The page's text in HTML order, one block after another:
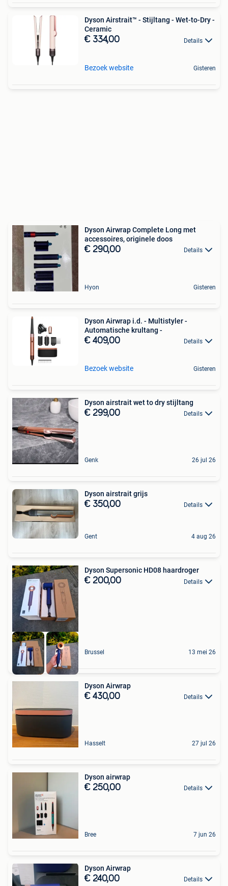
Dyson Airstrait™ - Stijltang - Wet-to-Dry -
Ceramic
€ 334,00 Details
Bezoek website Gisteren
Dyson Airwrap Complete Long met
accessoires, originele doos
€ 290,00 Details
Hyon Gisteren
Dyson Airwrap i.d. - Multistyler -
Automatische krultang -
€ 409,00 Details
Bezoek website Gisteren
Dyson airstrait wet to dry stijltang
€ 299,00 Details
Genk 26 jul 26
Dyson airstrait grijs
€ 350,00 Details
Gent 4 aug 26
Dyson Supersonic HD08 haardroger
€ 200,00 Details
Brussel 13 mei 26
Dyson Airwrap
€ 430,00 Details
Hasselt 27 jul 26
Dyson airwrap
€ 250,00 Details
Bree 7 jun 26
Dyson Airwrap
€ 240,00 Details